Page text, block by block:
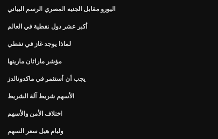
اليورو مقابل الجنيه المصري الرسم البياني
أكبر عشر دول نفطية في العالم
لماذا يوجد غاز في نفطي
مؤشر ماراثان مارينها
يجب أن أستثمر في ماكدونالدز
الأسهم شريط آلة الشريط
اختلاف الأمن والأسهم
وليام هيل سعر السهم